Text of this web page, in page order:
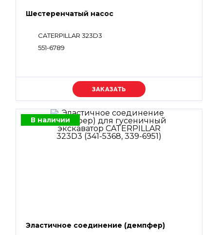
Шестеренчатый насос
CATERPILLAR 323D3
551-6789
Уточняйте цену
В наличии
Эластичное соединение (демпфер)